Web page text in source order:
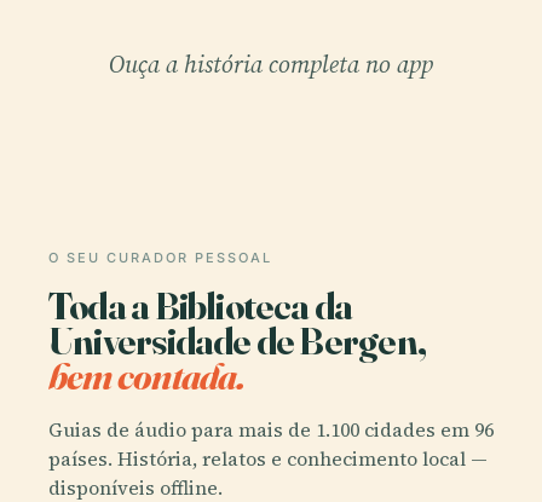
Ouça a história completa no app
O SEU CURADOR PESSOAL
Toda a Biblioteca da
Universidade de Bergen,
bem contada.
Guias de áudio para mais de 1.100 cidades em 96
países. História, relatos e conhecimento local —
disponíveis offline.